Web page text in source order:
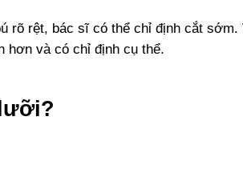
rệt, bác sĩ có thể chỉ định cắt sớm.
hơn và có chỉ định cụ thể.